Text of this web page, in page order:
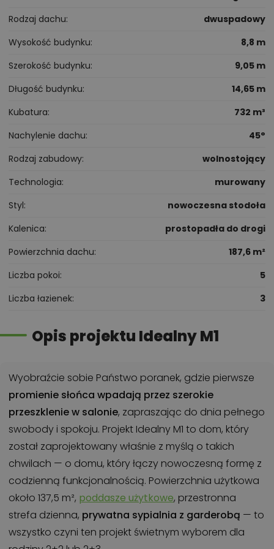
Rodzaj dachu
dwuspadowy
Wysokość budynku
8,8 m
Szerokość budynku
9,05 m
Długość budynku
14,65 m
Kubatura
732 m³
Nachylenie dachu
45°
Rodzaj zabudowy
wolnostojący
Technologia
murowany
Styl
nowoczesna stodoła
Kalenica
prostopadła do drogi
Powierzchnia dachu
187,6 m²
Liczba pokoi
5
Liczba łazienek
3
Opis projektu Idealny M1
Wyobraźcie sobie Państwo poranek, gdzie pierwsze
promienie słońca wpadają przez szerokie
przeszklenie w salonie, zapraszając do dnia pełnego
swobody i spokoju. Projekt Idealny M1 to dom, który
został zaprojektowany właśnie z myślą o takich
chwilach — o domu, który łączy nowoczesną formę z
codzienną funkcjonalnością. Powierzchnia użytkowa
około 137,5 m², poddasze użytkowe, przestronna
strefa dzienna, prywatna sypialnia z garderobą — to
wszystko czyni ten projekt świetnym wyborem dla